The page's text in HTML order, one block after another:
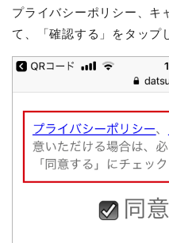
プライバシーポリシー、キ
て、「確認する」をタップ